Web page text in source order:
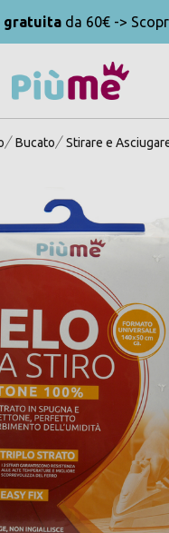
gratuita da 60€ ->
Bucato Stirare e